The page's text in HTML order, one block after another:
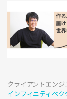
クライアントエン
インフィニティベク